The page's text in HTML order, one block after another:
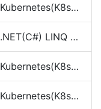
Kubernetes(K8s) node(节点)
.NET(C#) LINQ 简介
Kubernetes(K8s) service(服务)
Kubernetes(K8s) pod